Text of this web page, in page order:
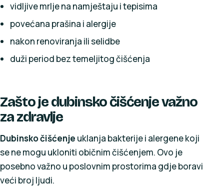
vidljive mrlje na namještaju i tepisima
povećana prašina i alergije
nakon renoviranja ili selidbe
duži period bez temeljitog čišćenja
Zašto je dubinsko čišćenje važno
za zdravlje
Dubinsko čišćenje uklanja bakterije i alergene koji
se ne mogu ukloniti običnim čišćenjem. Ovo je
posebno važno u poslovnim prostorima gdje boravi
veći broj ljudi.